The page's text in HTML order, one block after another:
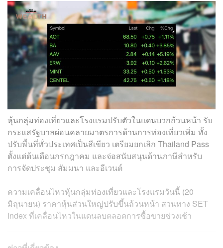
หุ้นกลุ่มท่องเที่ยวและโรงแรมปรับตัวในแดนบวกถ้วนหน้า รับ
กระแสรัฐบาลผ่อนคลายมาตรการด้านการท่องเที่ยวเพิ่ม ทั้ง
ปรับพื้นที่ทั่วประเทศเป็นสีเขียว เตรียมยกเลิก Thailand Pass
ตั้งแต่ต้นเดือนกรกฎาคม และจ่อสนับสนุนด้านภาษีสำหรับ
การจัดประชุม สัมมนา และอีเวนต์
ความเคลื่อนไหวหุ้นกลุ่มท่องเที่ยวและโรงแรมวันนี้ (20
มิถุนายน) ราคาหุ้นส่วนใหญ่ปรับขึ้นถ้วนหน้า สวนทาง SET
Index ที่เคลื่อนไหวในแดนลบตลอดการซื้อขายช่วงเช้า